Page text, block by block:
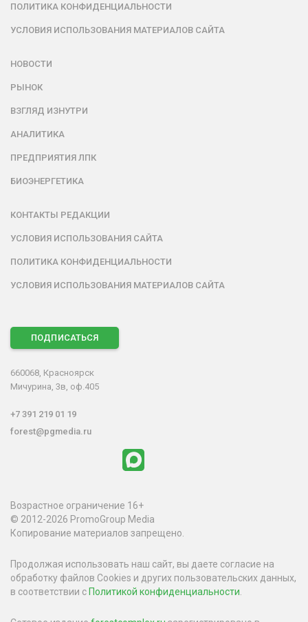
ПОЛИТИКА КОНФИДЕНЦИАЛЬНОСТИ
УСЛОВИЯ ИСПОЛЬЗОВАНИЯ МАТЕРИАЛОВ САЙТА
НОВОСТИ
РЫНОК
ВЗГЛЯД ИЗНУТРИ
АНАЛИТИКА
ПРЕДПРИЯТИЯ ЛПК
БИОЭНЕРГЕТИКА
КОНТАКТЫ РЕДАКЦИИ
УСЛОВИЯ ИСПОЛЬЗОВАНИЯ САЙТА
ПОЛИТИКА КОНФИДЕНЦИАЛЬНОСТИ
УСЛОВИЯ ИСПОЛЬЗОВАНИЯ МАТЕРИАЛОВ САЙТА
ПОДПИСАТЬСЯ
660068, Красноярск
Мичурина, 3в, оф.405
+7 391 219 01 19
forest@pgmedia.ru
Возрастное ограничение 16+
© 2012-2026 PromoGroup Media
Копирование материалов запрещено.
Продолжая использовать наш сайт, вы даете согласие на
обработку файлов Cookies и других пользовательских данных,
в соответствии с Политикой конфиденциальности.